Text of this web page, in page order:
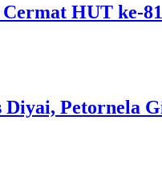
HUT ke-
Petornela